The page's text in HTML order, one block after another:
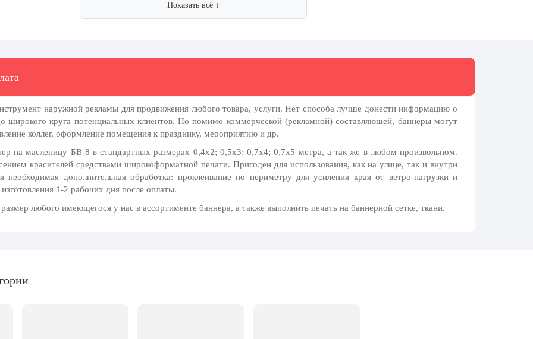
Показать всё ↓
наружной рекламы для продвижения любого товара, услуги. Нет способа лучше донести информацию о
широкого круга потенциальных клиентов. Но помимо коммерческой (рекламной) составляющей, баннеры могут
коллег, оформление помещения к празднику, мероприятию и др.
на масленицу БВ-8 в стандартных размерах 0,4х2; 0,5х3; 0,7х4; 0,7х5 метра, а так же в любом произвольном.
красителей средствами широкоформатной печати. Пригоден для использования, как на улице, так и внутри
дополнительная обработка: проклеивание по периметру для усиления края от ветро-нагрузки и
1-2 рабочих дня после оплаты.
любого имеющегося у нас в ассортименте баннера, а также выполнить печать на баннерной сетке, ткани.